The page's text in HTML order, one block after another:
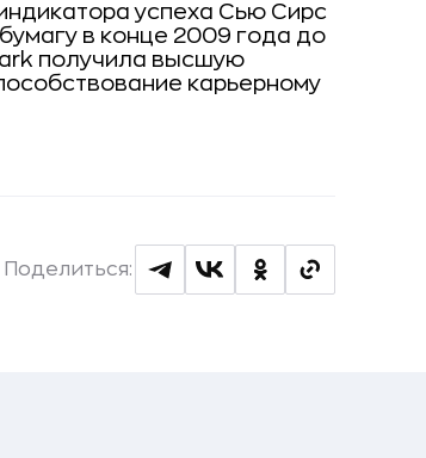
успеха Сью Сирс
в конце 2009 года до
получила высшую
карьерному
Поделиться: